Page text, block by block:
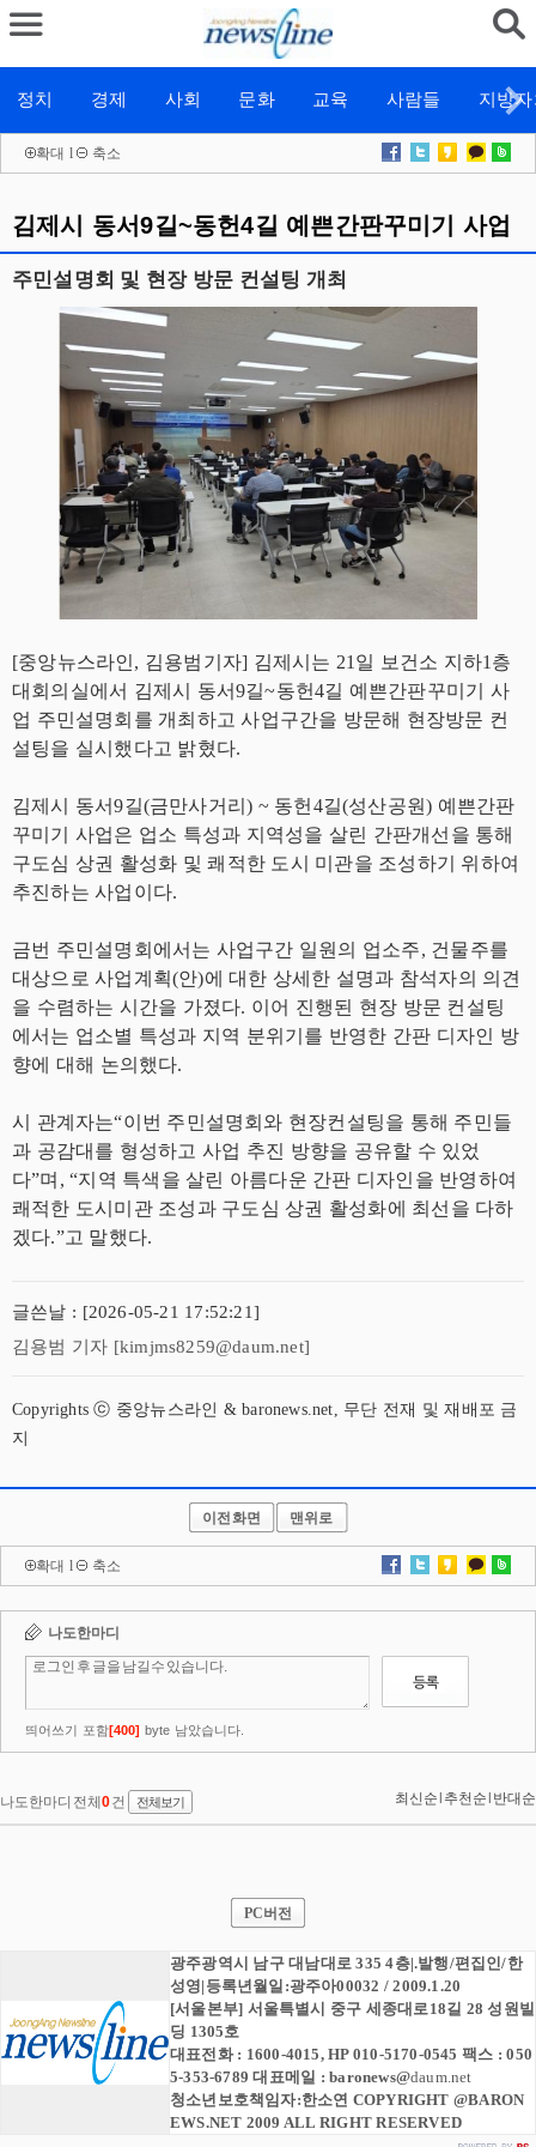
정치 경제 사회 문화 교육 사람들 지방
확대 l 축소
김제시 동서9길~동헌4길 예쁜간판꾸미기 사업
주민설명회 및 현장 방문 컨설팅 개최
[중앙뉴스라인, 김용범기자] 김제시는 21일 보건소 지하1층
대회의실에서 김제시 동서9길~동헌4길 예쁜간판꾸미기 사
업 주민설명회를 개최하고 사업구간을 방문해 현장방문 컨
설팅을 실시했다고 밝혔다.
김제시 동서9길(금만사거리) ~ 동헌4길(성산공원) 예쁜간판
꾸미기 사업은 업소 특성과 지역성을 살린 간판개선을 통해
구도심 상권 활성화 및 쾌적한 도시 미관을 조성하기 위하여
추진하는 사업이다.
금번 주민설명회에서는 사업구간 일원의 업소주, 건물주를
대상으로 사업계획(안)에 대한 상세한 설명과 참석자의 의견
을 수렴하는 시간을 가졌다. 이어 진행된 현장 방문 컨설팅
에서는 업소별 특성과 지역 분위기를 반영한 간판 디자인 방
향에 대해 논의했다.
시 관계자는“이번 주민설명회와 현장컨설팅을 통해 주민들
과 공감대를 형성하고 사업 추진 방향을 공유할 수 있었
다”며, “지역 특색을 살린 아름다운 간판 디자인을 반영하여
쾌적한 도시미관 조성과 구도심 상권 활성화에 최선을 다하
겠다.”고 말했다.
글쓴날 : [2026-05-21 17:52:21]
김용범 기자 [kimjms8259@daum.net]
Copyrights ⓒ 중앙뉴스라인 & baronews.net, 무단 전재 및 재배포 금
지
이전화면 맨위로
확대 l 축소
PC버전
광주광역시 남구 대남대로 335 4층|.발행/편집인/한
성영|등록년월일:광주아00032 / 2009.1.20
[서울본부] 서울특별시 중구 세종대로18길 28 성원빌
딩 1305호
대표전화 : 1600-4015, HP 010-5170-0545 팩스 : 050
5-353-6789 대표메일 :baronews@daum.net
청소년보호책임자:한소연 COPYRIGHT @BARON
EWS.NET 2009 ALL RIGHT RESERVED